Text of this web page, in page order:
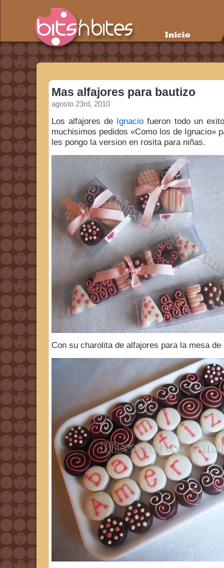
Mas alfajores para bautizo
agosto 23rd, 2010
Los alfajores de Ignacio fueron todo un
muchisimos pedidos «Como los de Ignacio»
les pongo la version en rosita para niñas.
Con su charolita de alfajores para la mesa de